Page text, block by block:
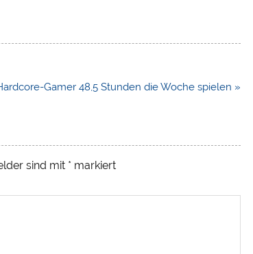
Gamer 48,5 Stunden die Woche spielen »
sind mit * markiert